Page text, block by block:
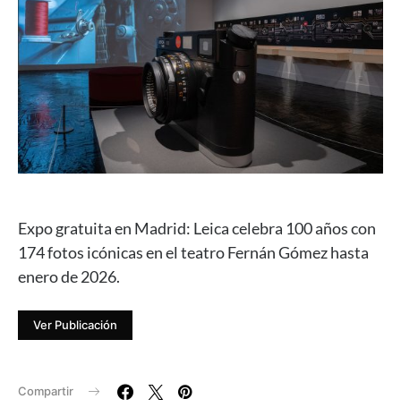
Expo gratuita en Madrid: Leica celebra 100 años con
174 fotos icónicas en el teatro Fernán Gómez hasta
enero de 2026.
Ver Publicación
Compartir